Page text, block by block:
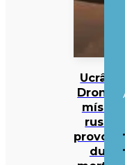
Ucrânia:
Drones
mísseis
russos
duas